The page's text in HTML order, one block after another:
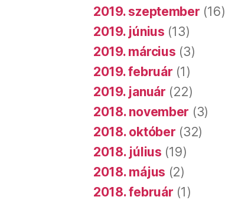
2019. szeptember (16)
2019. június (13)
2019. március (3)
2019. február (1)
2019. január (22)
2018. november (3)
2018. október (32)
2018. július (19)
2018. május (2)
2018. február (1)